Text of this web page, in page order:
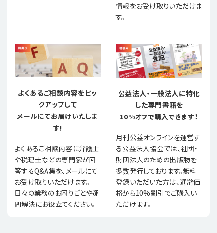
情報をお受け取りいただけま
す。
よくあるご相談内容をピッ
クアップして
メールにてお届けいたしま
す!
よくあるご相談内容に弁護士
や税理士などの専門家が回
答するQ&A集を、メールにて
お受け取りいただけます。
日々の業務のお困りごとや疑
問解決にお役立てください。
公益法人・一般法人に特化
した専門書籍を
10%オフで購入できます！
月刊公益オンラインを運営す
る公益法人協会では、社団・
財団法人のための出版物を
多数発行しております。無料
登録いただいた方は、通常価
格から10%割引でご購入い
ただけます。